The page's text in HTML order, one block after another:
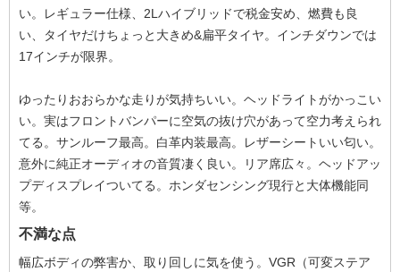
い。レギュラー仕様、2Lハイブリッドで税金安め、燃費も良
い、タイヤだけちょっと大きめ&扁平タイヤ。インチダウンでは
17インチが限界。
ゆったりおおらかな走りが気持ちいい。ヘッドライトがかっこい
い。実はフロントバンパーに空気の抜け穴があって空力考えられ
てる。サンルーフ最高。白革内装最高。レザーシートいい匂い。
意外に純正オーディオの音質凄く良い。リア席広々。ヘッドアッ
プディスプレイついてる。ホンダセンシング現行と大体機能同
等。
不満な点
幅広ボディの弊害か、取り回しに気を使う。VGR（可変ステア